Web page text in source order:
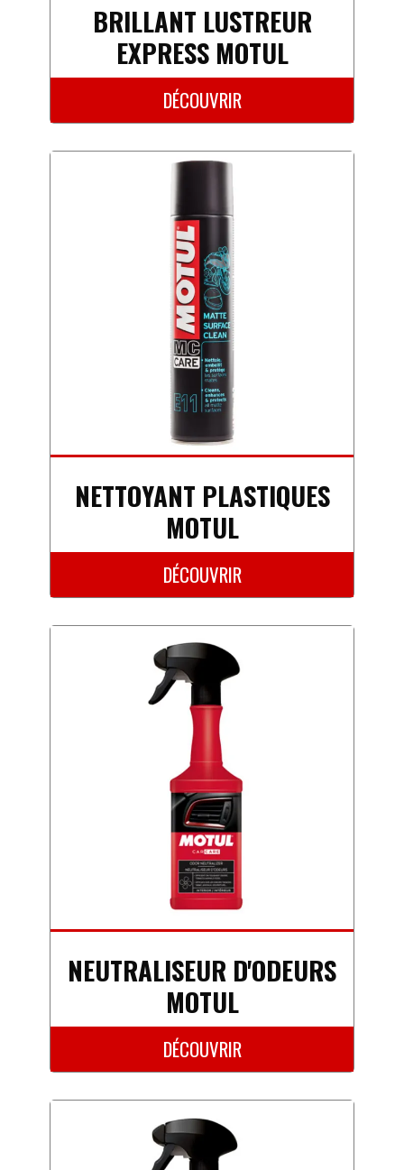
BRILLANT LUSTREUR
EXPRESS MOTUL
DÉCOUVRIR
NETTOYANT PLASTIQUES
MOTUL
DÉCOUVRIR
NEUTRALISEUR D'ODEURS
MOTUL
DÉCOUVRIR